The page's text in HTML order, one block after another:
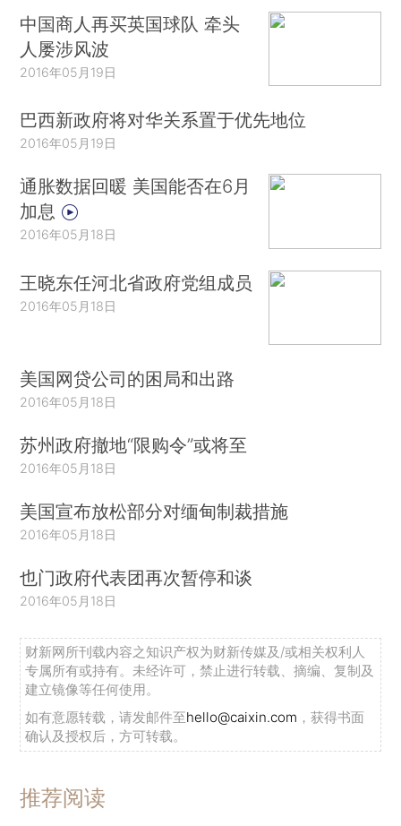
中国商人再买英国球队 牵头
人屡涉风波
2016年05月19日
巴西新政府将对华关系置于优先地位
2016年05月19日
通胀数据回暖 美国能否在6月
加息
2016年05月18日
王晓东任河北省政府党组成员
2016年05月18日
美国网贷公司的困局和出路
2016年05月18日
苏州政府撤地“限购令”或将至
2016年05月18日
美国宣布放松部分对缅甸制裁措施
2016年05月18日
也门政府代表团再次暂停和谈
2016年05月18日
财新网所刊载内容之知识产权为财新传媒及/或相关权利人
专属所有或持有。未经许可，禁止进行转载、摘编、复制及
建立镜像等任何使用。
如有意愿转载，请发邮件至hello@caixin.com ，获得书面
确认及授权后，方可转载。
推荐阅读